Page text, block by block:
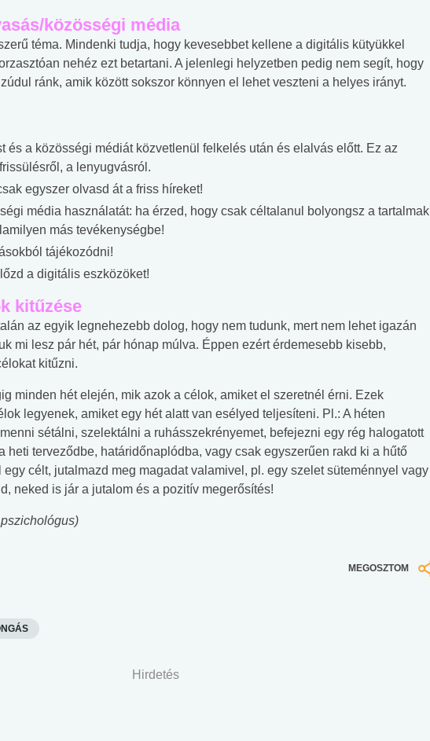
közösségi média
téma. Mindenki tudja, hogy kevesebbet kellene a digitális kütyükkel
nehéz ezt betartani. A jelenlegi helyzetben pedig nem segít, hogy
ránk, amik között sokszor könnyen el lehet veszteni a helyes irányt.
és a közösségi médiát közvetlenül felkelés után és elalvás előtt. Ez az
a lenyugvásról.
egyszer olvasd át a friss híreket!
média használatát: ha érzed, hogy csak céltalanul bolyongsz a tartalmak
más tevékenységbe!
tájékozódni!
a digitális eszközöket!
kitűzése
az egyik legnehezebb dolog, hogy nem tudunk, mert nem lehet igazán
mi lesz pár hét, pár hónap múlva. Éppen ezért érdemesebb kisebb,
kitűzni.
minden hét elején, mik azok a célok, amiket el szeretnél érni. Ezek
legyenek, amiket egy hét alatt van esélyed teljesíteni. Pl.: A héten
sétálni, szelektálni a ruhásszekrényemet, befejezni egy rég halogatott
heti terveződbe, határidőnaplódba, vagy csak egyszerűen rakd ki a hűtő
célt, jutalmazd meg magadat valamivel, pl. egy szelet süteménnyel vagy
neked is jár a jutalom és a pozitív megerősítés!
MEGOSZTOM
Hirdetés